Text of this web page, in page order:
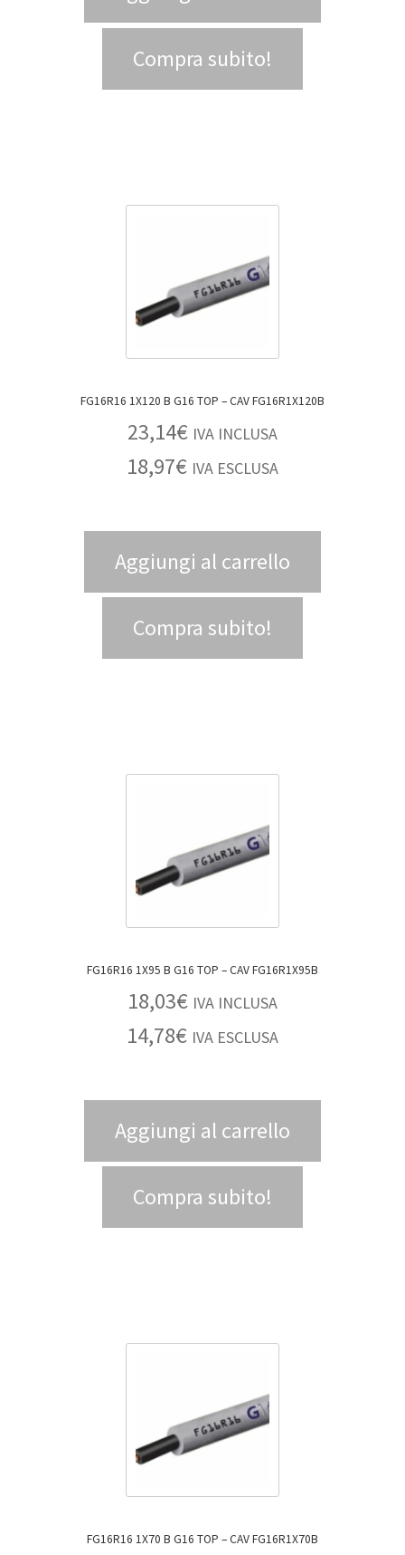
Compra subito!
FG16R16 1X120 B G16 TOP – CAV FG16R1X120B
23,14€ IVA INCLUSA
18,97€ IVA ESCLUSA
Aggiungi al carrello
Compra subito!
FG16R16 1X95 B G16 TOP – CAV FG16R1X95B
18,03€ IVA INCLUSA
14,78€ IVA ESCLUSA
Aggiungi al carrello
Compra subito!
FG16R16 1X70 B G16 TOP – CAV FG16R1X70B